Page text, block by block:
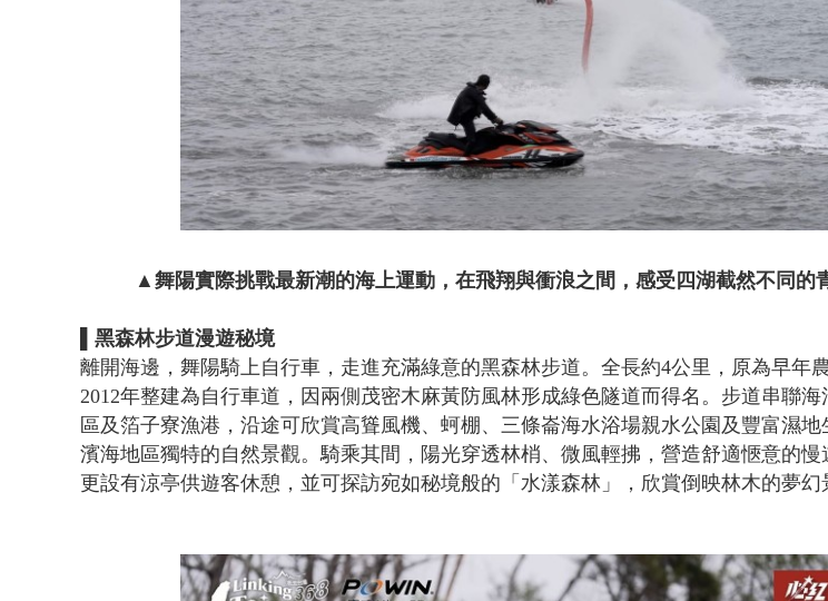
▲舞陽實際挑戰最新潮的海上運動，在飛翔與衝浪之間，感受四湖截然不同的
▌黑森林步道漫遊秘境
離開海邊，舞陽騎上自行車，走進充滿綠意的黑森林步道。全長約4公里，原為早年
2012年整建為自行車道，因兩側茂密木麻黃防風林形成綠色隧道而得名。步道串聯
區及箔子寮漁港，沿途可欣賞高聳風機、蚵棚、三條崙海水浴場親水公園及豐富濕地
濱海地區獨特的自然景觀。騎乘其間，陽光穿透林梢、微風輕拂，營造舒適愜意的慢
更設有涼亭供遊客休憩，並可探訪宛如秘境般的「水漾森林」，欣賞倒映林木的夢幻